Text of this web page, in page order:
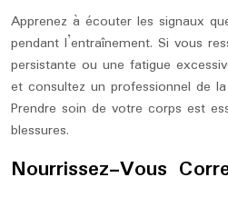
Apprenez à écouter les signaux
pendant l’entraînement. Si vous
persistante ou une fatigue
et consultez un professionnel de
Prendre soin de votre corps est
blessures.
Nourrissez-Vous